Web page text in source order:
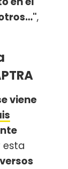
,
viene
esta